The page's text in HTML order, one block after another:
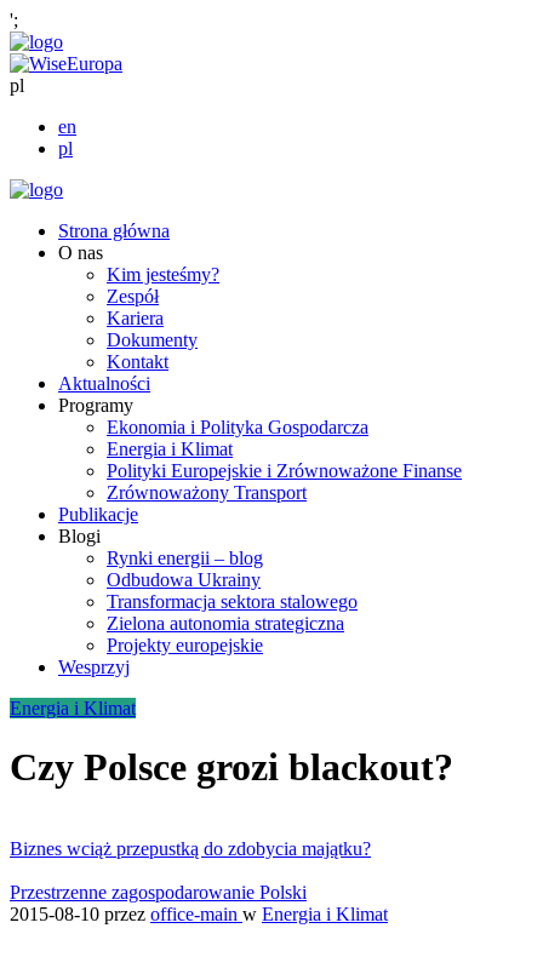
';
pl
en
pl
Strona główna
O nas
Kim jesteśmy?
Zespół
Kariera
Dokumenty
Kontakt
Aktualności
Programy
Ekonomia i Polityka Gospodarcza
Energia i Klimat
Polityki Europejskie i Zrównoważone Finanse
Zrównoważony Transport
Publikacje
Blogi
Rynki energii – blog
Odbudowa Ukrainy
Transformacja sektora stalowego
Zielona autonomia strategiczna
Projekty europejskie
Wesprzyj
Energia i Klimat
Czy Polsce grozi blackout?
Biznes wciąż przepustką do zdobycia majątku?
Przestrzenne zagospodarowanie Polski
2015-08-10 przez office-main w Energia i Klimat